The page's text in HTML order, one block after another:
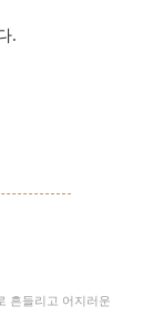
.
흔들리고 어지러운